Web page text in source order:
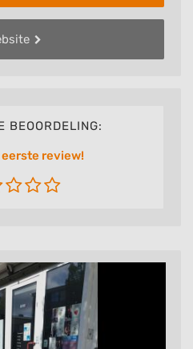
BEOORDELING:
review!